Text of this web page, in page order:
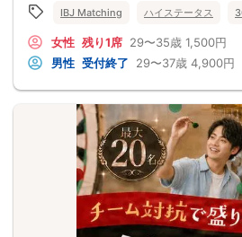
IBJ Matching ハイステータス
女性 残り1席 29〜35歳 1,500円
男性 受付終了 29〜37歳 4,900円